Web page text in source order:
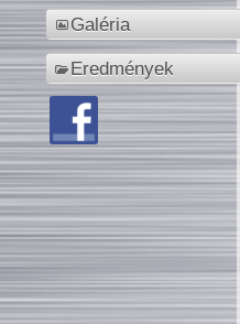
Galéria
Eredmények